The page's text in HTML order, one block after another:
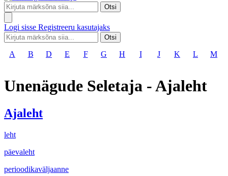
Otsi
Logi sisse Registreeru kasutajaks
Otsi
A B D E F G H I J K L M
Unenägude Seletaja - Ajaleht
Ajaleht
leht
päevaleht
perioodikaväljaanne